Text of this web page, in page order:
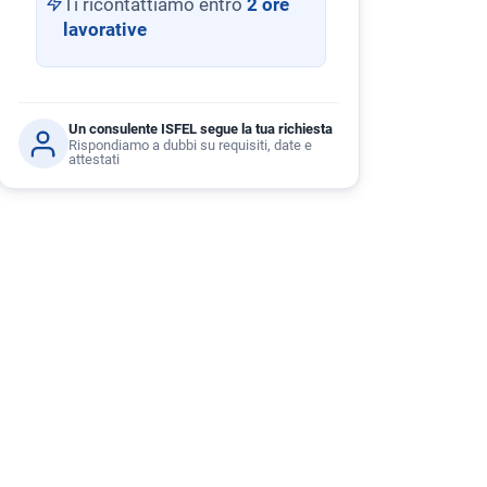
Ti ricontattiamo entro2 ore
lavorative
Un consulente ISFEL segue la tua richiesta
Rispondiamo a dubbi su requisiti, date e
attestati